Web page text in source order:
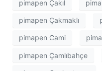
pimapen Çakıl
pimapen Çakmaklı
pimapen Cami
pimapen Çamlıbahçe